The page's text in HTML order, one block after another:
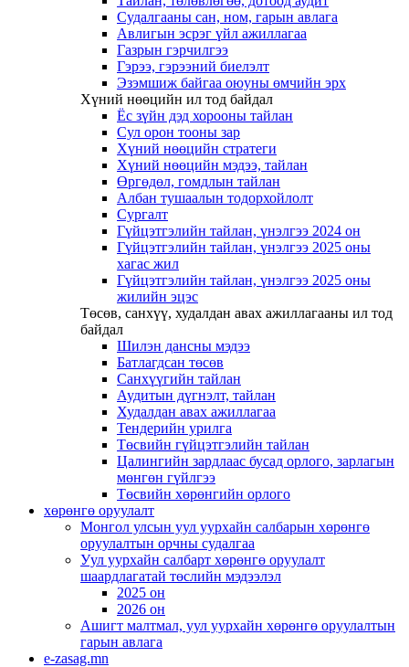
Судалгааны сан, ном, гарын авлага
Авлигын эсрэг үйл ажиллагаа
Газрын гэрчилгээ
Гэрээ, гэрээний биелэлт
Эзэмшиж байгаа оюуны өмчийн эрх
Хүний нөөцийн ил тод байдал
Ёс зүйн дэд хорооны тайлан
Сул орон тооны зар
Хүний нөөцийн стратеги
Хүний нөөцийн мэдээ, тайлан
Өргөдөл, гомдлын тайлан
Албан тушаалын тодорхойлолт
Сургалт
Гүйцэтгэлийн тайлан, үнэлгээ 2024 он
Гүйцэтгэлийн тайлан, үнэлгээ 2025 оны
хагас жил
Гүйцэтгэлийн тайлан, үнэлгээ 2025 оны
жилийн эцэс
Төсөв, санхүү, худалдан авах ажиллагааны ил тод
байдал
Шилэн дансны мэдээ
Батлагдсан төсөв
Санхүүгийн тайлан
Аудитын дүгнэлт, тайлан
Худалдан авах ажиллагаа
Тендерийн урилга
Төсвийн гүйцэтгэлийн тайлан
Цалингийн зардлаас бусад орлого, зарлагын
мөнгөн гүйлгээ
Төсвийн хөрөнгийн орлого
хөрөнгө оруулалт
Монгол улсын уул уурхайн салбарын хөрөнгө
оруулалтын орчны судалгаа
Уул уурхайн салбарт хөрөнгө оруулалт
шаардлагатай төслийн мэдээлэл
2025 он
2026 он
Ашигт малтмал, уул уурхайн хөрөнгө оруулалтын
гарын авлага
e-zasag.mn